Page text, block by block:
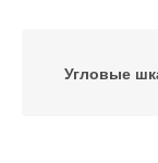
Угловые